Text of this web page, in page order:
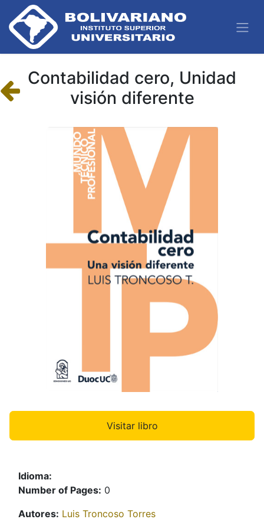
Contabilidad cero, Unidad
visión diferente
Visitar libro
Idioma:
Number of Pages: 0
Autores: Luis Troncoso Torres